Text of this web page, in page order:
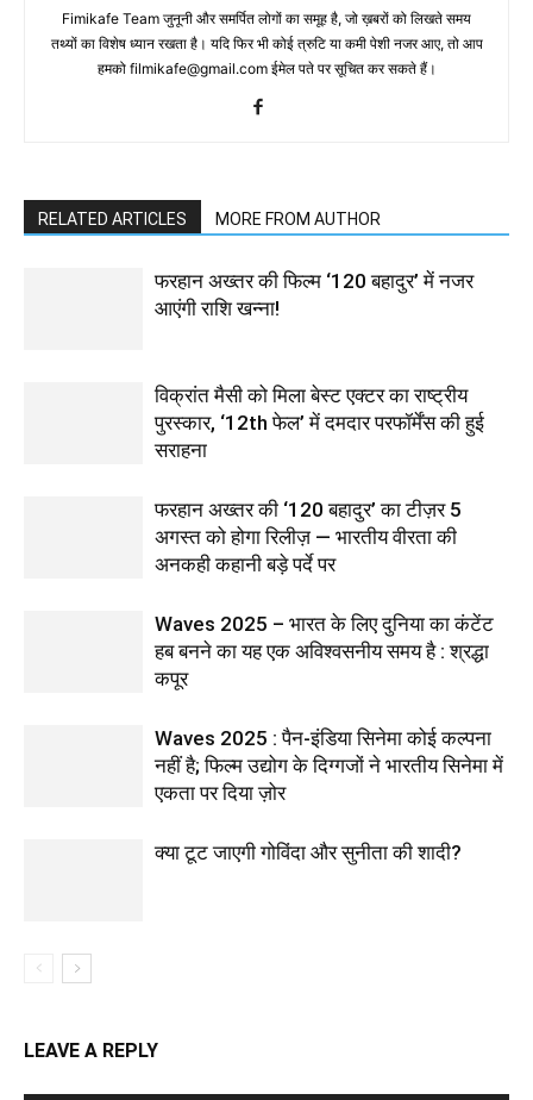
Fimikafe Team जुनूनी और समर्पित लोगों का समूह है, जो ख़बरों को लिखते समय
तथ्‍यों का विशेष ध्‍यान रखता है। यदि फिर भी कोई त्रुटि या कमी पेशी नजर आए, तो आप
हमको filmikafe@gmail.com ईमेल पते पर सूचित कर सकते हैं।
RELATED ARTICLES MORE FROM AUTHOR
फरहान अख्तर की फिल्म ‘120 बहादुर’ में नजर
आएंगी राशि खन्ना!
विक्रांत मैसी को मिला बेस्ट एक्टर का राष्ट्रीय
पुरस्कार, ‘12th फेल’ में दमदार परफॉर्मेंस की हुई
सराहना
फरहान अख्तर की ‘120 बहादुर’ का टीज़र 5
अगस्त को होगा रिलीज़ — भारतीय वीरता की
अनकही कहानी बड़े पर्दे पर
Waves 2025 – भारत के लिए दुनिया का कंटेंट
हब बनने का यह एक अविश्वसनीय समय है : श्रद्धा
कपूर
Waves 2025 : पैन-इंडिया सिनेमा कोई कल्पना
नहीं है; फिल्म उद्योग के दिग्गजों ने भारतीय सिनेमा में
एकता पर दिया ज़ोर
क्या टूट जाएगी गोविंदा और सुनीता की शादी?
LEAVE A REPLY